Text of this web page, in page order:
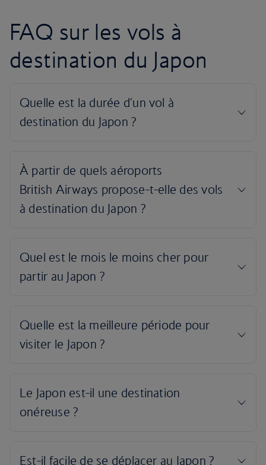
FAQ sur les vols à
destination du Japon